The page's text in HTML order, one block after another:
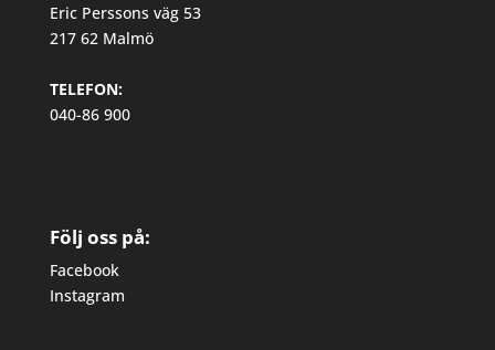
Eric Perssons väg 53
217 62 Malmö
TELEFON:
040-86 900
Följ oss på:
Facebook
Instagram